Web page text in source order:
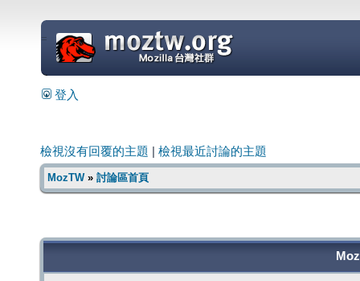
=
登入
檢視沒有回覆的主題 檢視最近討論的主題
MozTW» 討論區首頁